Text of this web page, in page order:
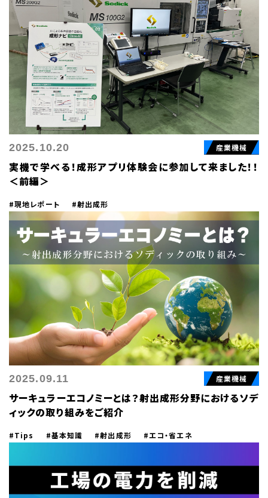
2025.10.20 産業機械
実機で学べる！成形アプリ体験会に参加して来ました！！
＜前編＞
#現地レポート #射出成形
2025.09.11 産業機械
サーキュラーエコノミーとは？射出成形分野におけるソデ
ィックの取り組みをご紹介
#Tips #基本知識 #射出成形 #エコ・省エネ